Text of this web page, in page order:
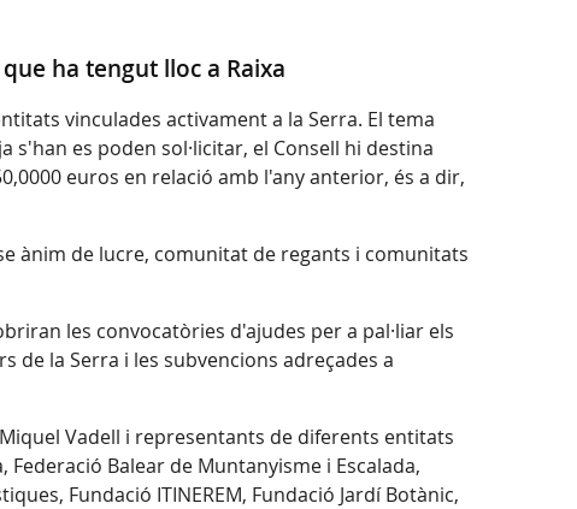
ha tengut lloc a Raixa
vinculades activament a la Serra. El tema
s'han es poden sol·licitar, el Consell hi destina
euros en relació amb l'any anterior, és a dir,
ànim de lucre, comunitat de regants i comunitats
les convocatòries d'ajudes per a pal·liar els
de la Serra i les subvencions adreçades a
Vadell i representants de diferents entitats
Federació Balear de Muntanyisme i Escalada,
Fundació ITINEREM, Fundació Jardí Botànic,